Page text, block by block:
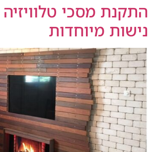
התקנת מסכי
נישות מיוחדות